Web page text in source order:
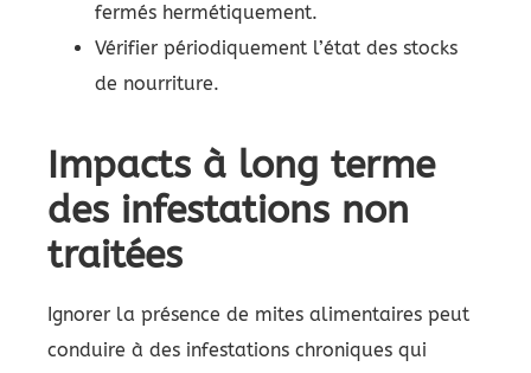
fermés hermétiquement.
Vérifier périodiquement l’état des stocks
de nourriture.
Impacts à long terme
des infestations non
traitées
Ignorer la présence de mites alimentaires peut
conduire à des infestations chroniques qui